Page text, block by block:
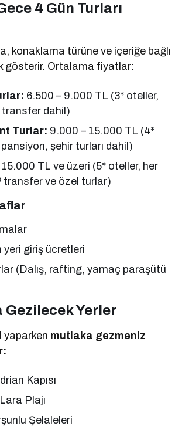
4 Gün Turları
konaklama türüne ve içeriğe bağlı
gösterir. Ortalama fiyatlar:
6.500 – 9.000 TL (3* oteller,
transfer dahil)
Turlar: 9.000 – 15.000 TL (4*
şehir turları dahil)
15.000 TL ve üzeri (5* oteller, her
transfer ve özel turlar)
yeri giriş ücretleri
(Dalış, rafting, yamaç paraşütü
Gezilecek Yerler
yaparken mutlaka gezmeniz
Kapısı
Plajı
Şelaleleri